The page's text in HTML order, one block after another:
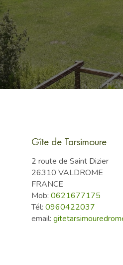
Gîte de Tarsimoure
2 route de Saint Dizier
26310 VALDROME
FRANCE
Mob: 0621677175
Tél: 0960422037
email: